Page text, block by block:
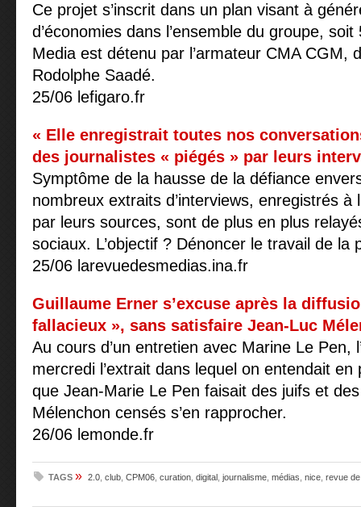
Ce projet s’inscrit dans un plan visant à
d’économies dans l’ensemble du groupe,
Media est détenu par l’armateur CMA CGM,
Rodolphe Saadé.
25/06 lefigaro.fr
« Elle enregistrait toutes nos
des journalistes « piégés » par leurs
Symptôme de la hausse de la défiance
nombreux extraits d’interviews, enregistrés à
par leurs sources, sont de plus en plus
sociaux. L’objectif ? Dénoncer le travail de la
25/06 larevuedesmedias.ina.fr
Guillaume Erner s’excuse après la
fallacieux », sans satisfaire Jean-Luc
Au cours d’un entretien avec Marine Le Pen,
mercredi l’extrait dans lequel on entendait en
que Jean-Marie Le Pen faisait des juifs et
Mélenchon censés s’en rapprocher.
26/06 lemonde.fr
TAGS » 2.0 club CPM06 curation digital journalisme médias nice revue